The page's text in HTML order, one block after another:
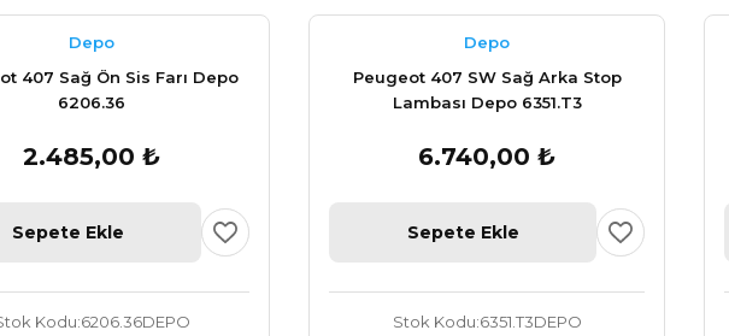
Depo
407 Sağ Ön Sis Farı Depo
6206.36
2.485,00 ₺
Sepete Ekle
Kodu 6206.36DEPO
Depo
Peugeot 407 SW Sağ Arka Stop
Lambası Depo 6351.T3
6.740,00 ₺
Sepete Ekle
Stok Kodu 6351.T3DEPO